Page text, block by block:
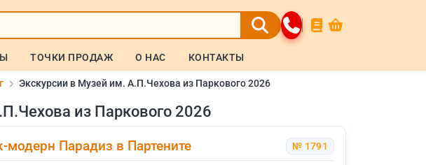
ТОЧКИ ПРОДАЖ О НАС КОНТАКТЫ
Экскурсии в Музей им. А.П.Чехова из Паркового 2026
из Паркового 2026
модерн Парадиз в Партените № 1791